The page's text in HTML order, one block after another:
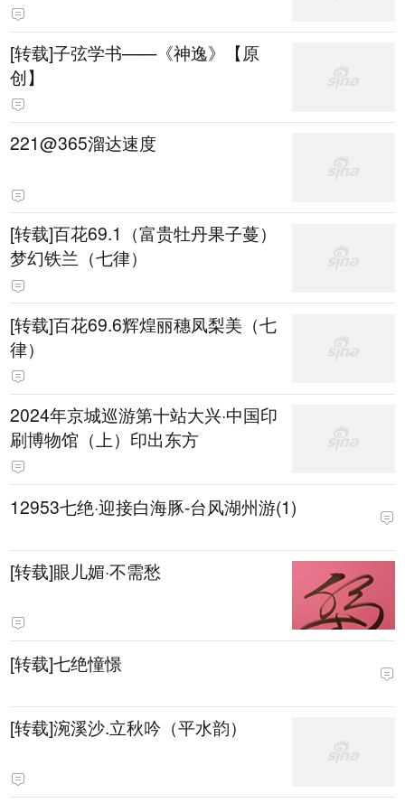
[转载]子弦学书——《神逸》【原
创】
221@365溜达速度
[转载]百花69.1（富贵牡丹果子蔓）
梦幻铁兰（七律）
[转载]百花69.6辉煌丽穗凤梨美（七
律）
2024年京城巡游第十站大兴·中国印
刷博物馆（上）印出东方
12953七绝·迎接白海豚-台风湖州游(1)
[转载]眼儿媚·不需愁
[转载]七绝憧憬
[转载]涴溪沙.立秋吟（平水韵）